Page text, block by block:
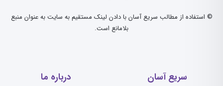
© استفاده از مطالب سریع آسان با دادن لینک مستقیم به سایت به عنوان منبع
بلامانع است.
سریع آسان درباره ما